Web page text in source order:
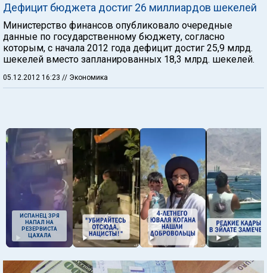
Дефицит бюджета достиг 26 миллиардов шекелей
Министерство финансов опубликовало очередные
данные по государственному бюджету, согласно
которым, с начала 2012 года дефицит достиг 25,9 млрд.
шекелей вместо запланированных 18,3 млрд. шекелей.
05.12.2012 16:23 // Экономика
ИСПАНЕЦ ЗРЯ
НАПАЛ НА
РЕЗЕРВИСТА
ЦАХАЛА